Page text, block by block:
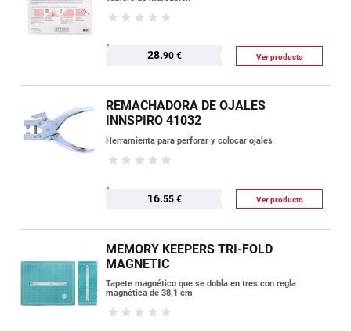
28.90 € Ver producto
REMACHADORA DE OJALES
INNSPIRO 41032
Herramienta para perforar y colocar ojales
16.55 € Ver producto
MEMORY KEEPERS TRI-FOLD
MAGNETIC
Tapete magnético que se dobla en tres con regla
magnética de 38,1 cm